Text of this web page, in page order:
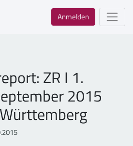
Anmelden
ZR I 1.
2015